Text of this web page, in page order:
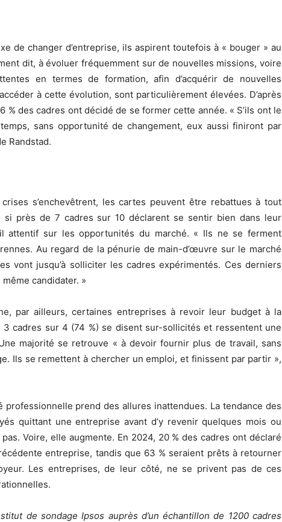
de changer d’entreprise, ils aspirent toutefois à « bouger » au
dit, à évoluer fréquemment sur de nouvelles missions, voire
en termes de formation, afin d’acquérir de nouvelles
à cette évolution, sont particulièrement élevées. D’après
% des cadres ont décidé de se former cette année. « S’ils ont le
sans opportunité de changement, eux aussi finiront par
Randstad.
s’enchevêtrent, les cartes peuvent être rebattues à tout
si près de 7 cadres sur 10 déclarent se sentir bien dans leur
attentif sur les opportunités du marché. « Ils ne se ferment
Au regard de la pénurie de main-d’œuvre sur le marché
vont jusqu’à solliciter les cadres expérimentés. Ces derniers
candidater. »
par ailleurs, certaines entreprises à revoir leur budget à la
3 cadres sur 4 (74 %) se disent sur-sollicités et ressentent une
majorité se retrouve « à devoir fournir plus de travail, sans
Ils se remettent à chercher un emploi, et finissent par partir »,
professionnelle prend des allures inattendues. La tendance des
quittant une entreprise avant d’y revenir quelques mois ou
Voire, elle augmente. En 2024, 20 % des cadres ont déclaré
entreprise, tandis que 63 % seraient prêts à retourner
Les entreprises, de leur côté, ne se privent pas de ces
de sondage Ipsos auprès d’un échantillon de 1200 cadres